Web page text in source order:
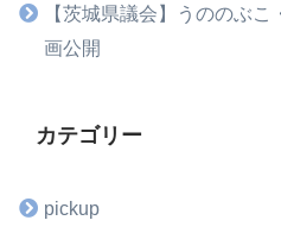
【茨城県議会】うののぶ
画公開
カテゴリー
pickup